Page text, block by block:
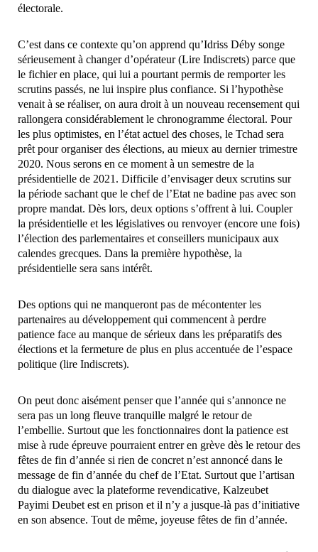
électorale.
C’est dans ce contexte qu’on apprend qu’Idriss Déby songe
sérieusement à changer d’opérateur (Lire Indiscrets) parce que
le fichier en place, qui lui a pourtant permis de remporter les
scrutins passés, ne lui inspire plus confiance. Si l’hypothèse
venait à se réaliser, on aura droit à un nouveau recensement qui
rallongera considérablement le chronogramme électoral. Pour
les plus optimistes, en l’état actuel des choses, le Tchad sera
prêt pour organiser des élections, au mieux au dernier trimestre
2020. Nous serons en ce moment à un semestre de la
présidentielle de 2021. Difficile d’envisager deux scrutins sur
la période sachant que le chef de l’Etat ne badine pas avec son
propre mandat. Dès lors, deux options s’offrent à lui. Coupler
la présidentielle et les législatives ou renvoyer (encore une fois)
l’élection des parlementaires et conseillers municipaux aux
calendes grecques. Dans la première hypothèse, la
présidentielle sera sans intérêt.
Des options qui ne manqueront pas de mécontenter les
partenaires au développement qui commencent à perdre
patience face au manque de sérieux dans les préparatifs des
élections et la fermeture de plus en plus accentuée de l’espace
politique (lire Indiscrets).
On peut donc aisément penser que l’année qui s’annonce ne
sera pas un long fleuve tranquille malgré le retour de
l’embellie. Surtout que les fonctionnaires dont la patience est
mise à rude épreuve pourraient entrer en grève dès le retour des
fêtes de fin d’année si rien de concret n’est annoncé dans le
message de fin d’année du chef de l’Etat. Surtout que l’artisan
du dialogue avec la plateforme revendicative, Kalzeubet
Payimi Deubet est en prison et il n’y a jusque-là pas d’initiative
en son absence. Tout de même, joyeuse fêtes de fin d’année.